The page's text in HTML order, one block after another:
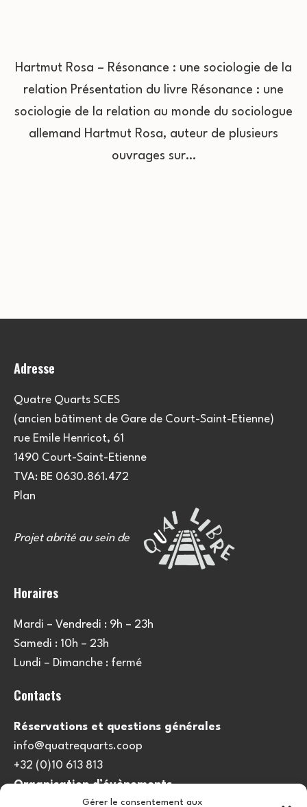
Gérer le consentement aux
Hartmut Rosa – Résonance : une sociologie de la
relation Présentation du livre Résonance : une
sociologie de la relation au monde du sociologue
allemand Hartmut Rosa, auteur de plusieurs
ouvrages sur…
Adresse
Quatre Quarts SCES
(ancien bâtiment de Gare de Court-Saint-Etienne)
rue Emile Henricot, 61
1490 Court-Saint-Etienne
TVA: BE 0630.861.472
Plan
Projet abrité au sein de
Horaires
Mardi – Vendredi : 9h – 23h
Samedi : 10h – 23h
Lundi – Dimanche : fermé
Contacts
Réservations et questions générales
info@quatrequarts.coop
+32 (0)10 613 813
Organisation d’évènements
viedulieu@quatrequarts.coop